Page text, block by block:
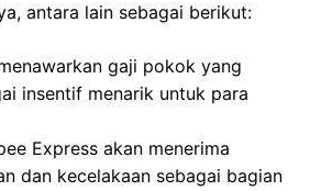
antara lain sebagai berikut:
gaji pokok yang
insentif menarik untuk para
Express akan menerima
dan kecelakaan sebagai bagian